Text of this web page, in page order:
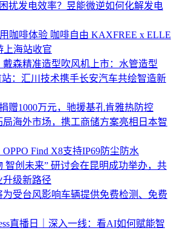
扰发电效率？昱能微逆如何化解发电
咖啡体验 咖啡自由 KAXFREE x ELLE
上海站收官
戴森精准造型吹风机上市：水管造型
站：汇川技术携手长安汽车共绘智造新
赠1000万元，驰援基孔肯雅热防控
局海外市场，携工商储方案亮相日本智
Find X8支持IP69防尘防水
智创未来” 研讨会在昆明成功举办，共
升级新路径
为受台风影响车辆提供免费检测、免费
直播日｜深入一线：看AI如何赋能智